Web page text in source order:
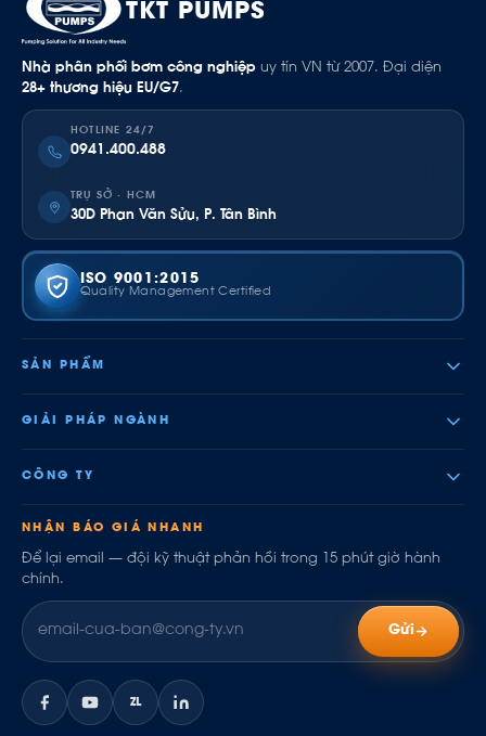
TKT PUMPS
Nhà phân phối bơm công nghiệp uy tín VN từ 2007. Đại diện
28+ thương hiệu EU/G7.
HOTLINE 24/7
0941.400.488
TRỤ SỞ · HCM
30D Phan Văn Sửu, P. Tân Bình
ISO 9001:2015
Quality Management Certified
SẢN PHẨM
GIẢI PHÁP NGÀNH
CÔNG TY
NHẬN BÁO GIÁ NHANH
Để lại email — đội kỹ thuật phản hồi trong 15 phút giờ hành
chính.
Gửi
ZL